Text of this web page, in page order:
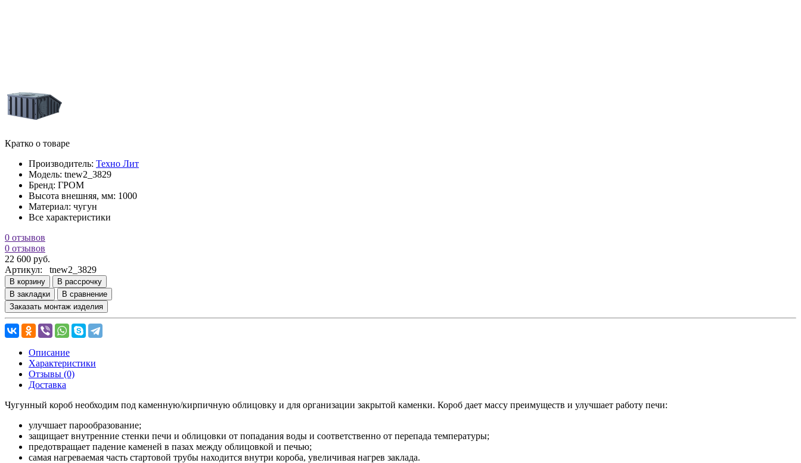
Кратко о товаре
Производитель: Техно Лит
Модель: tnew2_3829
Бренд: ГРОМ
Высота внешняя, мм: 1000
Материал: чугун
Все характеристики
0 отзывов
0 отзывов
22 600 руб.
Артикул: tnew2_3829
В корзину
В рассрочку
В закладки
В сравнение
Заказать монтаж изделия
Описание
Характеристики
Отзывы (0)
Доставка
Чугунный короб необходим под каменную/кирпичную облицовку и для организации закрытой каменки. Короб дает массу преимуществ и улучшает работу печи:
улучшает парообразование;
защищает внутренние стенки печи и облицовки от попадания воды и соответственно от перепада температуры;
предотвращает падение каменей в пазах между облицовкой и печью;
самая нагреваемая часть стартовой трубы находится внутри короба, увеличивая нагрев заклада.